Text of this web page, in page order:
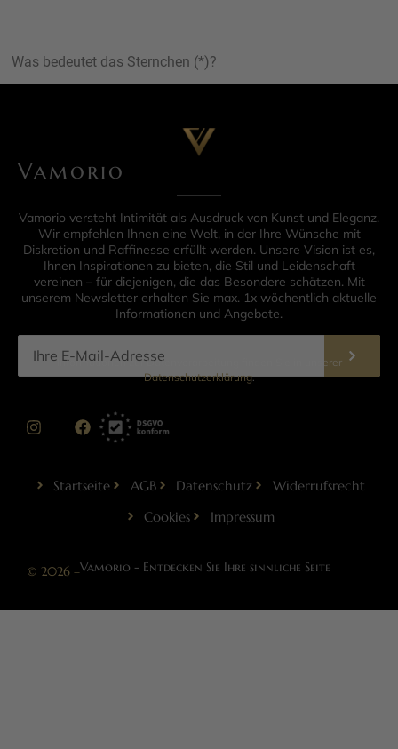
Was bedeutet das Sternchen (*)?
Vamorio
Vamorio versteht Intimität als Ausdruck von Kunst und Eleganz.
Wir empfehlen Ihnen eine Welt, in der Ihre Wünsche mit
Diskretion und Raffinesse erfüllt werden. Unsere Vision ist es,
Ihnen Inspirationen zu bieten, die Stil und Leidenschaft
vereinen – für diejenigen, die das Besondere schätzen. Mit
unserem Newsletter erhalten Sie max. 1x wöchentlich aktuelle
Informationen und Angebote.
Informationen zur Datenverarbeitung finden Sie in unserer
Datenschutzerklärung.
Startseite AGB Datenschutz
Widerrufsrecht
Cookies
Impressum
© 2026 –Vamorio - Entdecken Sie Ihre sinnliche Seite